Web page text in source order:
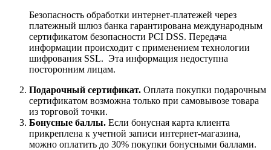
Безопасность обработки интернет-платежей через
платежный шлюз банка гарантирована международным
сертификатом безопасности PCI DSS. Передача
информации происходит с применением технологии
шифрования SSL. Эта информация недоступна
посторонним лицам.
Подарочный сертификат. Оплата покупки подарочным
сертификатом возможна только при самовывозе товара
из торговой точки.
Бонусные баллы. Если бонусная карта клиента
прикреплена к учетной записи интернет-магазина,
можно оплатить до 30% покупки бонусными баллами.